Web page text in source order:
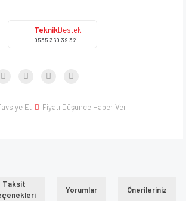
TeknikDestek
0535 360 39 32
Et Fiyatı Düşünce Haber Ver
Taksit
Yorumlar Önerileriniz